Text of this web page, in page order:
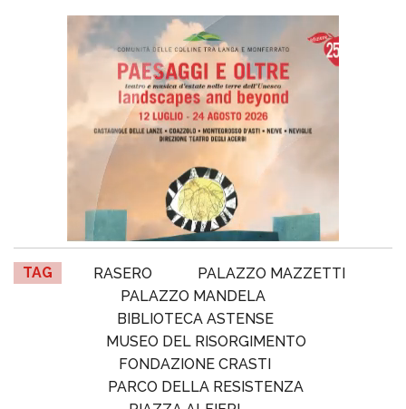
TAG RASERO
PALAZZO MAZZETTI
PALAZZO MANDELA
BIBLIOTECA ASTENSE
MUSEO DEL RISORGIMENTO
FONDAZIONE CRASTI
PARCO DELLA RESISTENZA